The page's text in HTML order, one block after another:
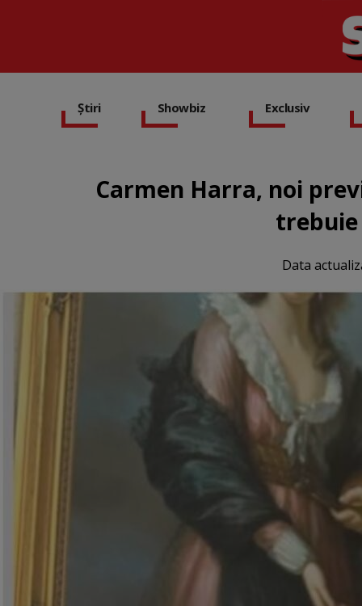
Știri Showbiz Exclusiv
Carmen Harra, noi
trebuie
Data